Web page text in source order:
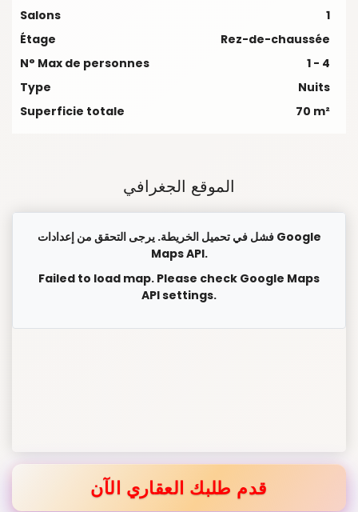
Salons
1
Étage
Rez-de-chaussée
N° Max de personnes
1 - 4
Type
Nuits
Superficie totale
70 m²
الموقع الجغرافي
فشل في تحميل الخريطة. يرجى التحقق من إعدادات Google
Maps API.
Failed to load map. Please check Google Maps
API settings.
قدم طلبك العقاري الآن